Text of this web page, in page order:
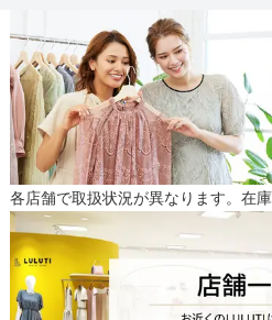
各店舗で取扱状況が異なります。在